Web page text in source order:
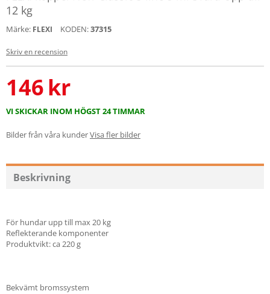
12 kg
Märke: FLEXI KODEN:37315
Skriv en recension
146kr
VI SKICKAR INOM HÖGST 24 TIMMAR
Bilder från våra kunderVisa fler bilder
Beskrivning
För hundar upp till max 20 kg
Reflekterande komponenter
Produktvikt: ca 220 g
Bekvämt bromssystem